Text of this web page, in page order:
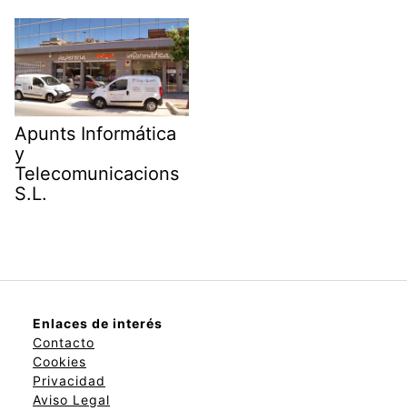
Apunts Informática
y
Telecomunicacions
S.L.
Enlaces de interés
Contacto
Cookies
Privacidad
Aviso Legal